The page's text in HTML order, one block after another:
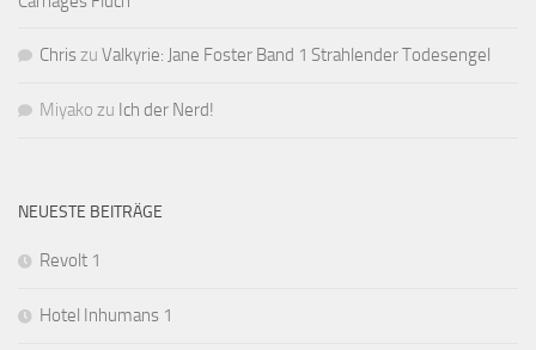
Chriszu Valkyrie: Jane Foster Band 1 Strahlender Todesengel
Miyako zu Ich der Nerd!
NEUESTE BEITRÄGE
Revolt 1
Hotel Inhumans 1